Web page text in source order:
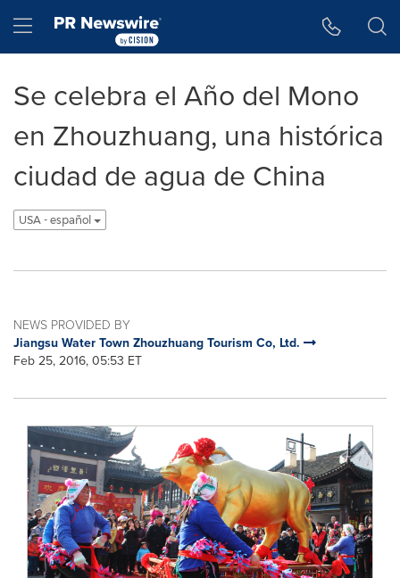
Hamburger menu
Se celebra el Año del Mono
en Zhouzhuang, una histórica
ciudad de agua de China
USA - español
NEWS PROVIDED BY
Jiangsu Water Town Zhouzhuang Tourism Co, Ltd.
Feb 25, 2016, 05:53 ET